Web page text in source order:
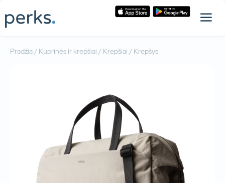
Pradžia/ Kuprinės ir krepšiai / Krepšiai / Krepšys